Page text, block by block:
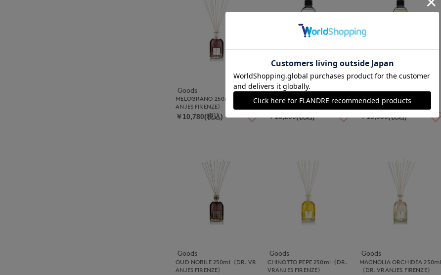
Goods
MELOGRANO 250ml《DR. VR
ANJES FIRENZE》
￥10,780(税込)
Goods
GINGER&LIME 500ml REFILL
￥13,200(税込)
Goods
CALVADOS 500ml REFILL《D
R. VRANJES FIRENZE》
￥15,950(税込)
Goods
OUD NOBILE 250ml《DR. VR
ANJES FIRENZE》
Goods
CHINOTTO PEPE 250ml《DR.
VRANJES FIRENZE》
Goods
MAGNOLIA ORCHIDEA 250ml
《DR. VRANJES FIRENZE》